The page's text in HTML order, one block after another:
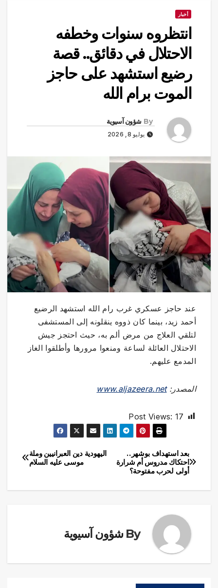
أخبار
انتظروه سنوات وخطفه
الاحتلال في دقائق.. قصة
رضيع استشهد على حاجز
الموت برام الله
By شؤون آسيوية
يوليو 8, 2026
عند حاجز عسكري غرب رام الله استشهد الرضيع
أحمد زيد، بينما كان ذووه ينقلونه إلى المستشفى
لتلقي العلاج من مرض ألم به، حيث احتجز جيش
الاحتلال العائلة لساعة ومنعوا مرورها وأطلقوا الغاز
المدمع عليهم.
المصدر:www.aljazeera.net
Post Views: 17
تصفّح
المقالات
اليهودية دين العبرانيين وملة
موسى عليه السلام
بعد استهداف بوشهر..
احتكاك مدروس أم شرارة
أولى لحرب مفتوحة؟
By شؤون آسيوية